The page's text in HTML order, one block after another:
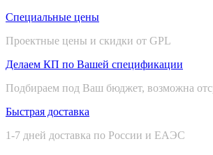
Специальные цены
Проектные цены и скидки от GPL
Делаем КП по Вашей спецификации
Подбираем под Ваш бюджет, возможна
Быстрая доставка
1-7 дней доставка по России и ЕАЭС